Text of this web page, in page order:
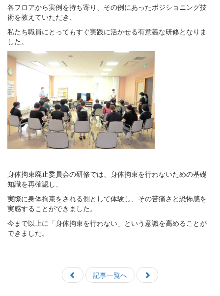
各フロアから実例を持ち寄り、その例にあったポジショニング技
術を教えていただき、
私たち職員にとってもすぐ実践に活かせる有意義な研修となりま
した。
身体拘束廃止委員会の研修では、身体拘束を行わないための基礎
知識を再確認し、
実際に身体拘束をされる側として体験し、その苦痛さと恐怖感を
実感することができました。
今まで以上に「身体拘束を行わない」という意識を高めることが
できました。
記事一覧へ